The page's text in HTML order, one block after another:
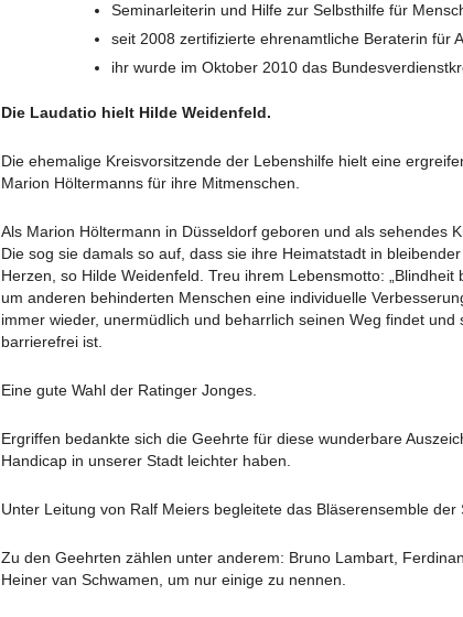
Seminarleiterin und Hilfe zur Selbsthilfe für
seit 2008 zertifizierte ehrenamtliche Beraterin für
ihr wurde im Oktober 2010 das
Die Laudatio hielt Hilde Weidenfeld.
Die ehemalige Kreisvorsitzende der Lebenshilfe hielt eine
Marion Höltermanns für ihre Mitmenschen.
Als Marion Höltermann in Düsseldorf geboren und als sehendes
Die sog sie damals so auf, dass sie ihre Heimatstadt in
Herzen, so Hilde Weidenfeld. Treu ihrem Lebensmotto:
um anderen behinderten Menschen eine individuelle
immer wieder, unermüdlich und beharrlich seinen Weg findet
barrierefrei ist.
Eine gute Wahl der Ratinger Jonges.
Ergriffen bedankte sich die Geehrte für diese wunderbare
Handicap in unserer Stadt leichter haben.
Unter Leitung von Ralf Meiers begleitete das Bläserensemble
Zu den Geehrten zählen unter anderem: Bruno Lambart,
Heiner van Schwamen, um nur einige zu nennen.